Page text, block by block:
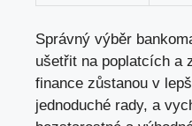
Správný výběr
ušetřit na poplatcích a
finance zůstanou v
jednoduché rady, a